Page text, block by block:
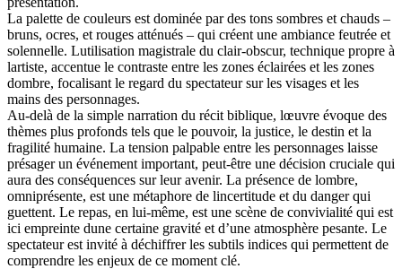
La palette de couleurs est dominée par des tons sombres et chauds –
bruns, ocres, et rouges atténués – qui créent une ambiance feutrée et
solennelle. Lutilisation magistrale du clair-obscur, technique propre à
lartiste, accentue le contraste entre les zones éclairées et les zones
dombre, focalisant le regard du spectateur sur les visages et les
mains des personnages.
Au-delà de la simple narration du récit biblique, lœuvre évoque des
thèmes plus profonds tels que le pouvoir, la justice, le destin et la
fragilité humaine. La tension palpable entre les personnages laisse
présager un événement important, peut-être une décision cruciale qui
aura des conséquences sur leur avenir. La présence de lombre,
omniprésente, est une métaphore de lincertitude et du danger qui
guettent. Le repas, en lui-même, est une scène de convivialité qui est
ici empreinte dune certaine gravité et d’une atmosphère pesante. Le
spectateur est invité à déchiffrer les subtils indices qui permettent de
comprendre les enjeux de ce moment clé.